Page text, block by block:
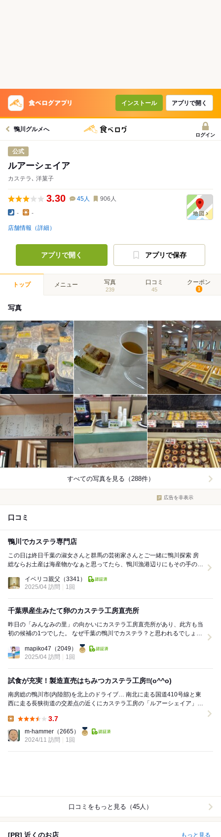
インストール アプリで開く
鴨川グルメへ
ログイン
公式
ルアーシェイア
カステラ､ 洋菓子
3.30 45人 906 人
- -
店舗情報（詳細）
アプリで開く アプリで保存
トップ メニュー 写真
239
口コミ
45
クーポン
1
写真
すべての写真を見る（288件）
広告を非表示
口コミ
鴨川でカステラ専門店
この日は終日千葉の淑女さんと群馬の芸術家さんとご一緒に鴨川探索 房
総ならお土産は海産物かなぁと思ってたら、鴨川漁港辺りにもその手のお
イベリコ親父 （3341）
2025/04 訪問
1回
千葉県産生みたて卵のカステラ工房直売所
昨日の「みんなみの里」の向かいにカステラ工房直売所があり、此方も当
初の候補の1つでした。 なぜ千葉の鴨川でカステラ？と思われるでしょう
mapiko47 （2049）
2025/04 訪問
1回
試食が充実！製造直売はちみつカステラ工房‼︎(o^^o)
南房総の鴨川市(内陸部)を北上のドライブ… 南北に走る国道410号線と東
西に走る長狭街道の交差点の近くにカステラ工房の「ルアーシェイア」さ
3.7
m-hammer （2665）
2024/11 訪問
1回
口コミをもっと見る（45人）
[PR] 近くのお店 もっと見る